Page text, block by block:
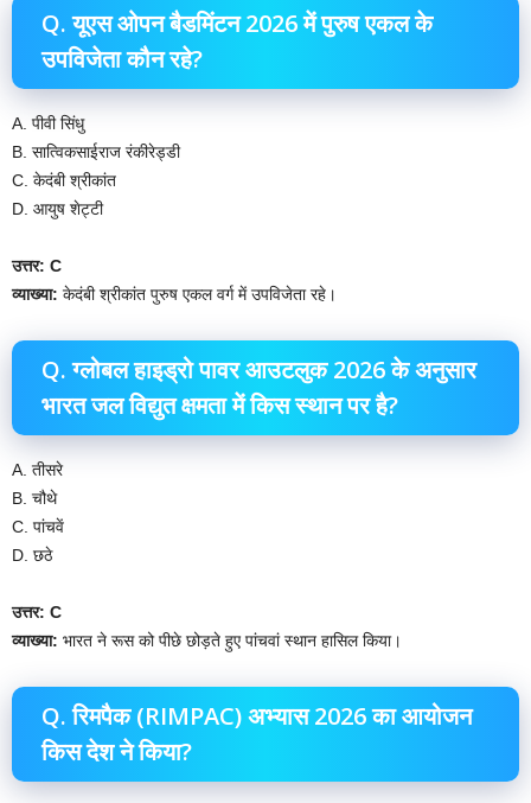
Q. यूएस ओपन बैडमिंटन 2026 में पुरुष एकल के
उपविजेता कौन रहे?
A. पीवी सिंधु
B. सात्विकसाईराज रंकीरेड्डी
C. केदंबी श्रीकांत
D. आयुष शेट्टी
उत्तर: C
व्याख्या: केदंबी श्रीकांत पुरुष एकल वर्ग में उपविजेता रहे।
Q. ग्लोबल हाइड्रो पावर आउटलुक 2026 के अनुसार
भारत जल विद्युत क्षमता में किस स्थान पर है?
A. तीसरे
B. चौथे
C. पांचवें
D. छठे
उत्तर: C
व्याख्या: भारत ने रूस को पीछे छोड़ते हुए पांचवां स्थान हासिल किया।
Q. रिमपैक (RIMPAC) अभ्यास 2026 का आयोजन
किस देश ने किया?